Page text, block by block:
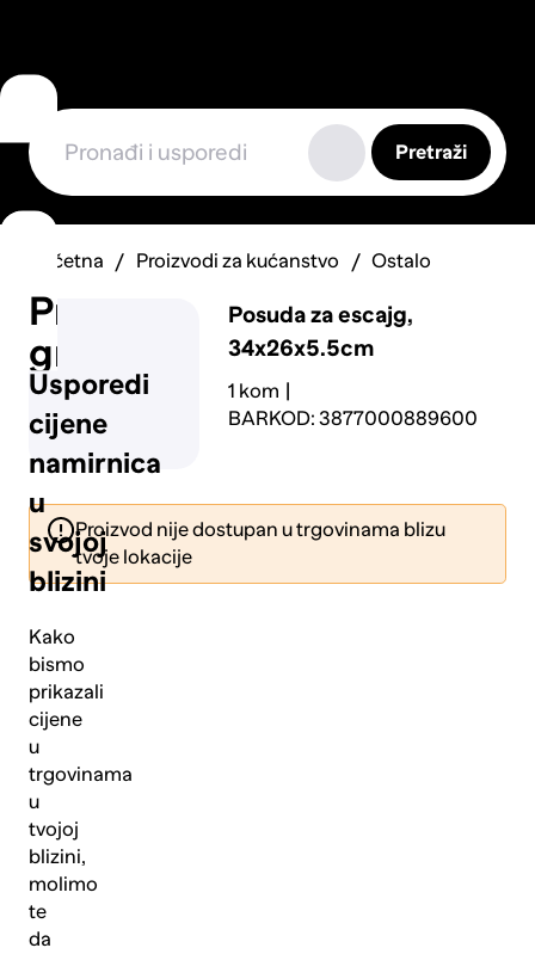
Usporedi
cijene
namirnica
u
svojoj
blizini
Kako
bismo
prikazali
cijene
u
trgovinama
u
tvojoj
blizini,
molimo
te
da
Prijavi
grešku
Pošalji
Pretraži
Početna Proizvodi za kućanstvo Ostalo
Posuda za escajg,
34x26x5.5cm
1 kom
BARKOD: 3877000889600
Proizvod nije dostupan u trgovinama blizu
tvoje lokacije